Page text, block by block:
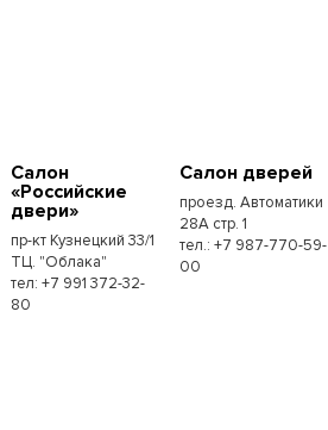
Салон
«Российские
двери»
пр-кт Кузнецкий 33/1
ТЦ. "Облака"
тел: +7 991 372-32-
80
Салон дверей
проезд. Автоматики
28А стр. 1
тел.: +7 987-770-59-
00